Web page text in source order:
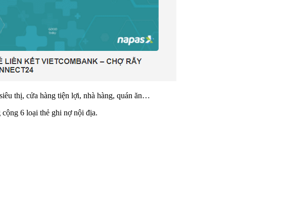
thị, cửa hàng tiện lợi, nhà hàng, quán ăn…
6 loại thẻ ghi nợ nội địa.